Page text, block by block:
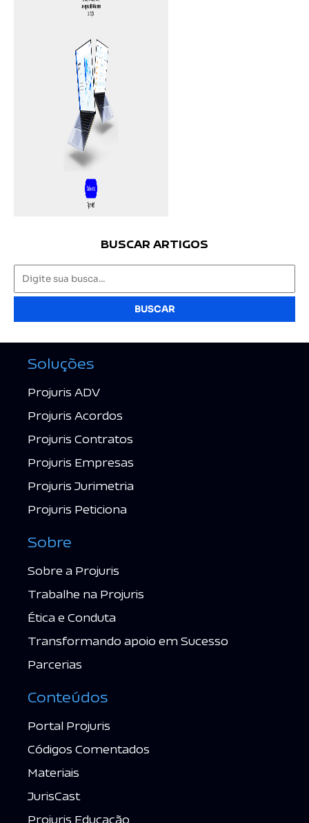
BUSCAR ARTIGOS
BUSCAR
Soluções
Projuris ADV
Projuris Acordos
Projuris Contratos
Projuris Empresas
Projuris Jurimetria
Projuris Peticiona
Sobre
Sobre a Projuris
Trabalhe na Projuris
Ética e Conduta
Transformando apoio em Sucesso
Parcerias
Conteúdos
Portal Projuris
Códigos Comentados
Materiais
JurisCast
Projuris Educação